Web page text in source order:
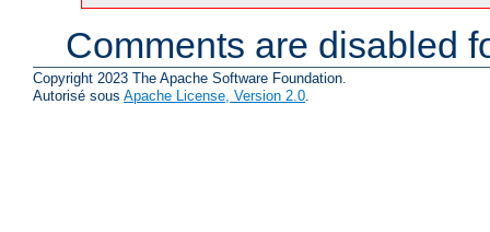
Comments are disabled
Copyright 2023 The Apache Software Foundation.
Autorisé sous Apache License, Version 2.0.